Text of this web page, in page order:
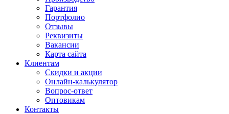
Гарантия
Портфолио
Отзывы
Реквизиты
Вакансии
Карта сайта
Клиентам
Скидки и акции
Онлайн-калькулятор
Вопрос-ответ
Оптовикам
Контакты